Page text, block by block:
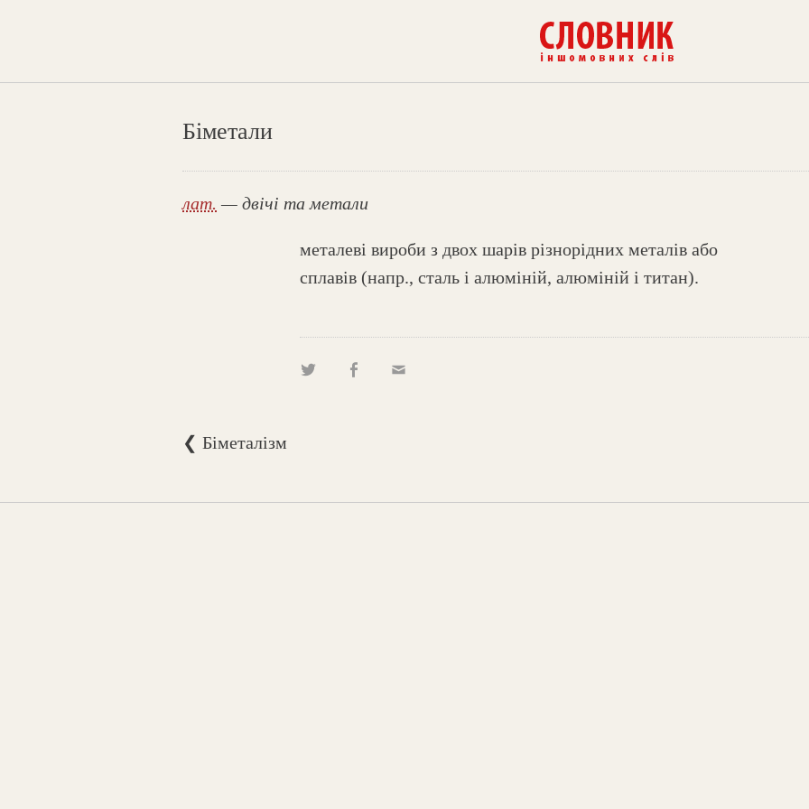
Біметали
лат. — двічі та метали
металеві вироби з двох шарів різнорідних металів або
сплавів (напр., сталь і алюміній, алюміній і титан).
❮ Біметалізм